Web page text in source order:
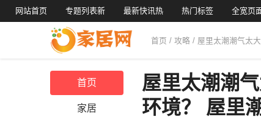
网站首页 专题列表新 最新快讯热 热门标签 全宽页
首页 / 攻略 / 屋里太潮潮气太
首页
家居
屋里太潮潮
环境？ 屋里